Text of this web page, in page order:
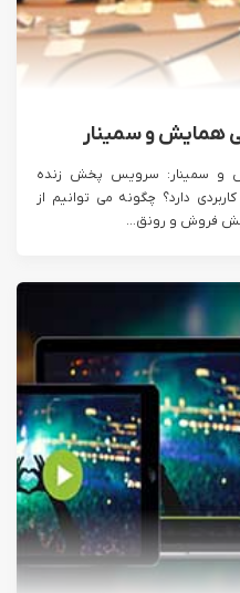
همایش و سمینار
و سمینار: سرویس پخش زنده
دارد؟ چگونه می توانیم از
فروش و رونق...